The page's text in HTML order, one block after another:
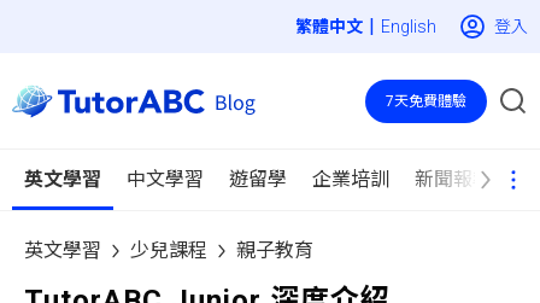
| English 登入
英文學習 中文學習 遊留學 企業培訓 新聞報導
7天免費體驗
英文學習 少兒課程 親子教育